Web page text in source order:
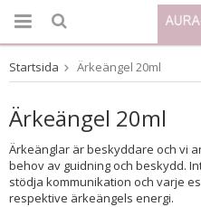
Produkten har
Startsida Ärkeängel 20ml
Ärkeängel 20ml
Ärkeänglar är beskyddare och vi
behov av guidning och beskydd.
stödja kommunikation och varje
respektive ärkeängels energi.